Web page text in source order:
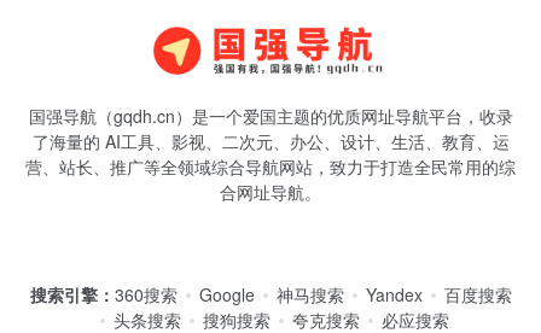
国强导航（gqdh.cn）是一个爱国主题的优质网址导航平台，收录
了海量的 AI工具、影视、二次元、办公、设计、生活、教育、运
营、站长、推广等全领域综合导航网站，致力于打造全民常用的综
合网址导航。
搜索引擎： 360搜索 Google 神马搜索 Yandex
百度搜索
头条搜索
搜狗搜索 夸克搜索
必应搜索